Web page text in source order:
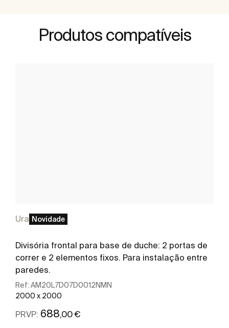
Produtos compatíveis
Ura Novidade
Divisória frontal para base de duche: 2 portas de
correr e 2 elementos fixos. Para instalação entre
paredes.
Ref: AM20L7D07D0012NMN
2000 x 2000
PRVP: 688,00 €